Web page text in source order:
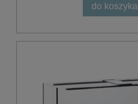
do koszyka